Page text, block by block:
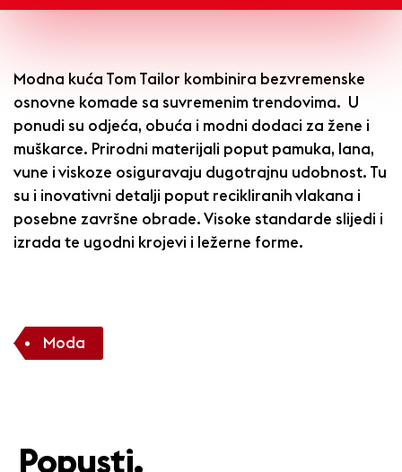
Modna kuća Tom Tailor kombinira bezvremenske
osnovne komade sa suvremenim trendovima. U
ponudi su odjeća, obuća i modni dodaci za žene i
muškarce. Prirodni materijali poput pamuka, lana,
vune i viskoze osiguravaju dugotrajnu udobnost. Tu
su i inovativni detalji poput recikliranih vlakana i
posebne završne obrade. Visoke standarde slijedi i
izrada te ugodni krojevi i ležerne forme.
Moda
Popusti.